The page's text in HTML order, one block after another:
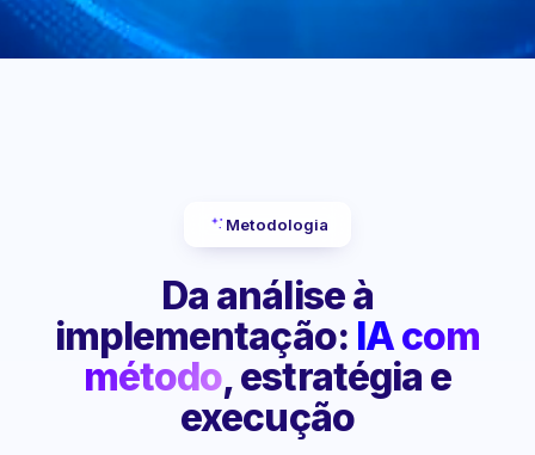
Metodologia
Da análise à
implementação: IA com
método, estratégia e
execução